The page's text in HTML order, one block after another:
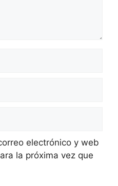
electrónico y web
la próxima vez que